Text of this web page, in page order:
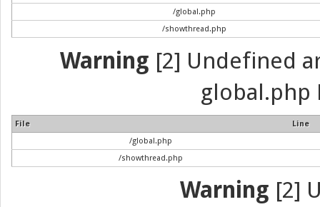
/global.php
/showthread.php
Warning [2] Undefined
global.php
File
Line
/global.php
/showthread.php
Warning [2]